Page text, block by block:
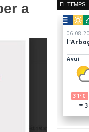
a
EL TEMPS